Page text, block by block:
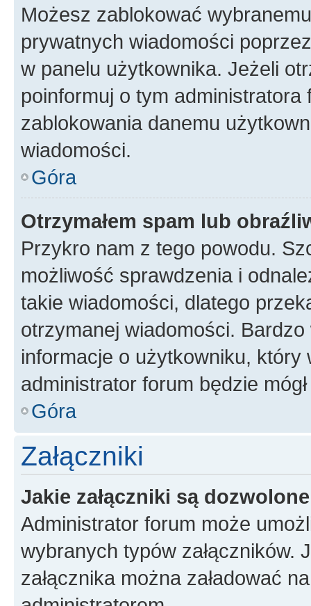
Możesz zablokować
prywatnych wiadomości
w panelu użytkownika. Jeżeli
poinformuj o tym
zablokowania danemu
wiadomości.
Góra
Otrzymałem spam lub
Przykro nam z tego powodu.
możliwość sprawdzenia i
takie wiadomości, dlatego
otrzymanej wiadomości.
informacje o użytkowniku, który
administrator forum będzie
Góra
Załączniki
Jakie załączniki są
Administrator forum może
wybranych typów załączników.
załącznika można załadować